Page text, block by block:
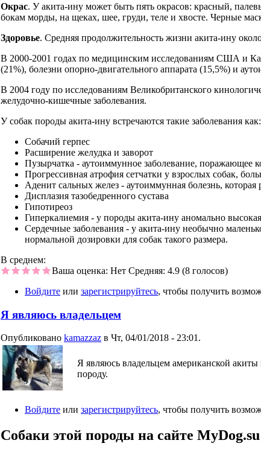
Окрас. У акита-ину может быть пять окрасов: красный,
бокам морды, на щеках, шее, груди, теле и хвосте. Черные
Здоровье. Средняя продолжительность жизни акита-ину
В 2000-2001 годах по медицинским исследованиям США и
(21%), болезни опорно-двигательного аппарата (15,5%) и
В 2004 году по исследованиям Великобританского
желудочно-кишечные заболевания.
У собак породы акита-ину встречаются такие заболевания как:
Собачий герпес
Расширение желудка и заворот
Пузырчатка - аутоиммунное заболевание, поражающее
Прогрессивная атрофия сетчатки у взрослых собак,
Аденит сальных желез - аутоиммунная болезнь, которая
Дисплазия тазобедренного сустава
Гипотиреоз
Гиперкалиемия - у породы акита-ину аномально
Сердечные заболевания - у акита-ину необычно
нормальной дозировки для собак такого размера.
В среднем:
Ваша оценка: Нет Средняя: 4.9 (8 голосов)
Войдите или зарегистрируйтесь, чтобы получить
Я являюсь владельцем
Опубликовано kamazzaz в Чт, 04/01/2018 - 23:01.
Я являюсь владельцем американской
породу.
Войдите или зарегистрируйтесь, чтобы получить
Собаки этой породы на сайте MyDog.su